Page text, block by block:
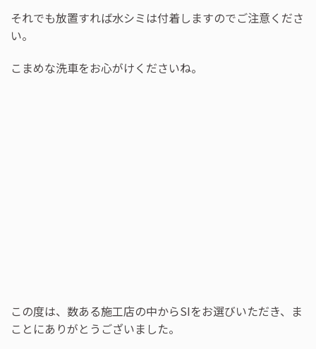
それでも放置すれば水シミは付着しますのでご注意くださ
い。
こまめな洗車をお心がけくださいね。
この度は、数ある施工店の中からSIをお選びいただき、ま
ことにありがとうございました。